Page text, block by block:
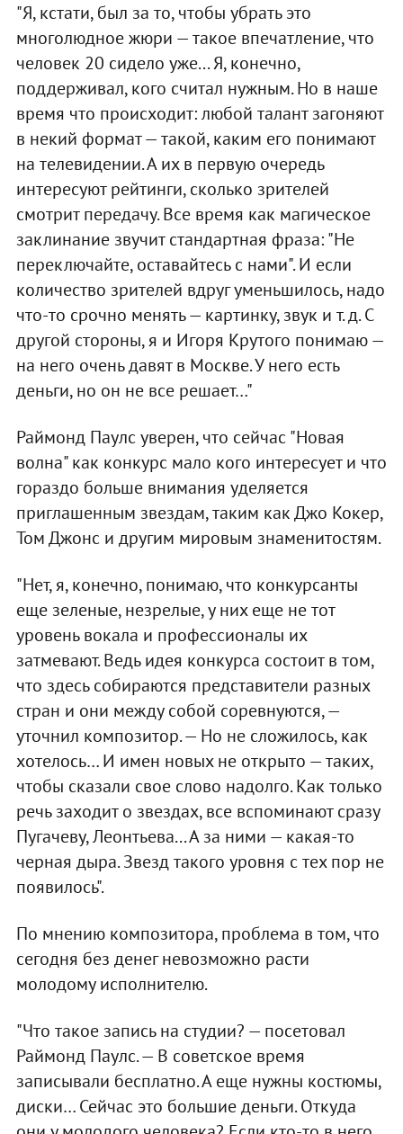
"Я, кстати, был за то, чтобы убрать это
многолюдное жюри — такое впечатление, что
человек 20 сидело уже... Я, конечно,
поддерживал, кого считал нужным. Но в наше
время что происходит: любой талант загоняют
в некий формат — такой, каким его понимают
на телевидении. А их в первую очередь
интересуют рейтинги, сколько зрителей
смотрит передачу. Все время как магическое
заклинание звучит стандартная фраза: "Не
переключайте, оставайтесь с нами". И если
количество зрителей вдруг уменьшилось, надо
что-то срочно менять — картинку, звук и т. д. С
другой стороны, я и Игоря Крутого понимаю —
на него очень давят в Москве. У него есть
деньги, но он не все решает…"
Раймонд Паулс уверен, что сейчас "Новая
волна" как конкурс мало кого интересует и что
гораздо больше внимания уделяется
приглашенным звездам, таким как Джо Кокер,
Том Джонс и другим мировым знаменитостям.
"Нет, я, конечно, понимаю, что конкурсанты
еще зеленые, незрелые, у них еще не тот
уровень вокала и профессионалы их
затмевают. Ведь идея конкурса состоит в том,
что здесь собираются представители разных
стран и они между собой соревнуются, —
уточнил композитор. — Но не сложилось, как
хотелось… И имен новых не открыто — таких,
чтобы сказали свое слово надолго. Как только
речь заходит о звездах, все вспоминают сразу
Пугачеву, Леонтьева... А за ними — какая-то
черная дыра. Звезд такого уровня с тех пор не
появилось".
По мнению композитора, проблема в том, что
сегодня без денег невозможно расти
молодому исполнителю.
"Что такое запись на студии? — посетовал
Раймонд Паулс. — В советское время
записывали бесплатно. А еще нужны костюмы,
диски… Сейчас это большие деньги. Откуда